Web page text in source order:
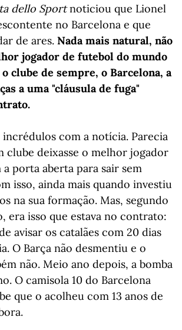
dello Sportnoticiou que Lionel
no Barcelona e que
de ares. Nada mais natural, não
jogador de futebol do mundo
clube de sempre, o Barcelona, a
a uma "cláusula de fuga"
com a notícia. Parecia
clube deixasse o melhor jogador
porta aberta para sair sem
isso, ainda mais quando investiu
na sua formação. Mas, segundo
era isso que estava no contrato:
avisar os catalães com 20 dias
O Barça não desmentiu e o
não. Meio ano depois, a bomba
O camisola 10 do Barcelona
que o acolheu com 13 anos de